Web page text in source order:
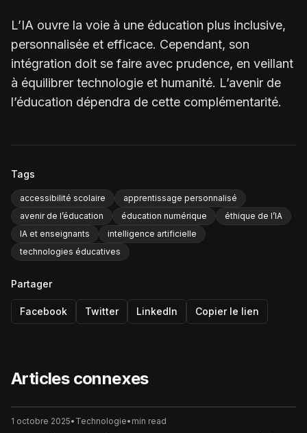
L’IA ouvre la voie à une éducation plus inclusive,
personnalisée et efficace. Cependant, son
intégration doit se faire avec prudence, en veillant
à équilibrer technologie et humanité. L’avenir de
l’éducation dépendra de cette complémentarité.
Tags
accessibilité scolaire
apprentissage personnalisé
avenir de l’éducation
éducation numérique
éthique de l’IA
IA et enseignants
intelligence artificielle
technologies éducatives
Partager
Facebook Twitter LinkedIn Copier le lien
Articles connexes
1 octobre 2025• Technologie• min read